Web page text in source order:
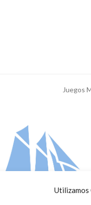
Utilizamos
next
Juegos